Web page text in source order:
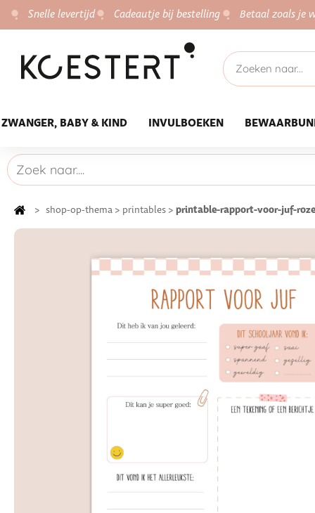
Snelle levertijd Cadeautje bij bestelling Betaal zoals je
ZWANGER, BABY & KIND INVULBOEKEN
> shop-op-thema > printables > printable-rapport-voor-juf-roze